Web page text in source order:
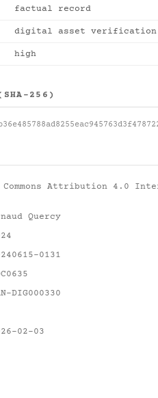
factual record
digital asset verification
high
(SHA-256)
Attribution 4.0
Quercy
0131
DIG000330
02-03